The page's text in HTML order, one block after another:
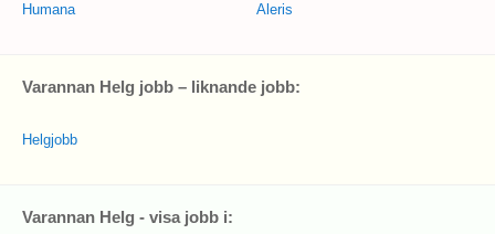
Humana Aleris
Varannan Helg jobb – liknande jobb:
Helgjobb
Varannan Helg - visa jobb i: